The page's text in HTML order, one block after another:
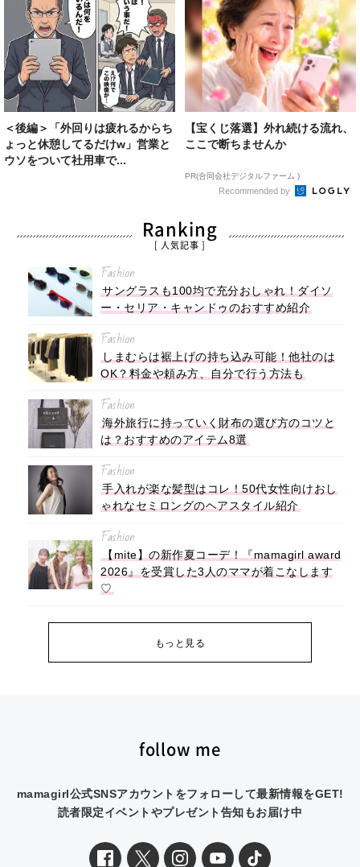
＜後編＞「外回りは疲れるからち
ょっと休憩してるだけw」営業と
ウソをついて社用車で...
【宝くじ落選】外れ続ける流れ、
ここで断ちませんか
PR(合同会社デジタルファーム )
Recommended by
Ranking
[ 人気記事 ]
Fashion
サングラスも100均で充分おしゃれ！ダイソ
ー・セリア・キャンドゥのおすすめ紹介
Fashion
しまむらは裾上げの持ち込み可能！他社のは
OK？料金や頼み方、自分で行う方法も
Fashion
海外旅行に持っていく財布の選び方のコツと
は？おすすめのアイテム8選
Fashion
手入れが楽な髪型はコレ！50代女性向けおし
ゃれなセミロングのヘアスタイル紹介
Fashion
【mite】の新作夏コーデ！『mamagirl award
2026』を受賞した3人のママが着こなします
♡
もっと見る
follow me
mamagirl公式SNSアカウントをフォローして最新情報をGET!
読者限定イベントやプレゼント告知もお届け中